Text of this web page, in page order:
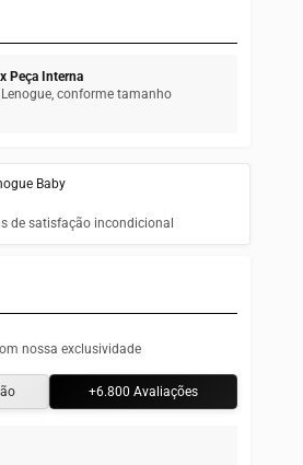
Peça Interna
conforme tamanho
Baby
de satisfação incondicional
nossa exclusividade
+6.800 Avaliações